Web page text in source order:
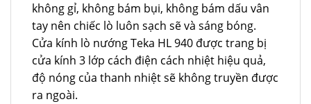
không gỉ, không bám bụi, không bám dấu vân
tay nên chiếc lò luôn sạch sẽ và sáng bóng.
Cửa kính lò nướng Teka HL 940 được trang bị
cửa kính 3 lớp cách điện cách nhiệt hiệu quả,
độ nóng của thanh nhiệt sẽ không truyền được
ra ngoài.